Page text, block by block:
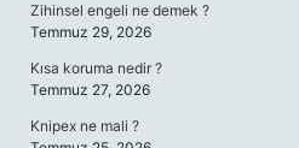
Zihinsel engeli ne demek ?
Temmuz 29, 2026
Kısa koruma nedir ?
Temmuz 27, 2026
Knipex ne mali ?